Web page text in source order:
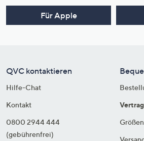
Für Apple
QVC kontaktieren
Hilfe-Chat
Kontakt
0800 2944 444
(gebührenfrei)